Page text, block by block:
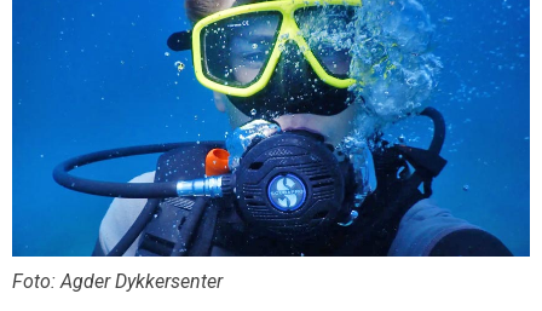
Foto: Agder Dykkersenter